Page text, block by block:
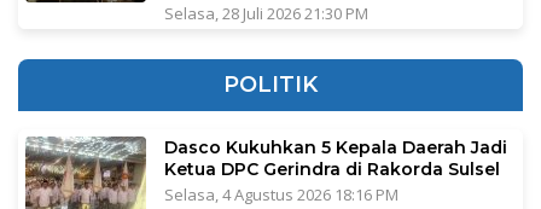
Selasa, 28 Juli 2026 21:30 PM
POLITIK
Dasco Kukuhkan 5 Kepala Daerah Jadi
Ketua DPC Gerindra di Rakorda Sulsel
Selasa, 4 Agustus 2026 18:16 PM